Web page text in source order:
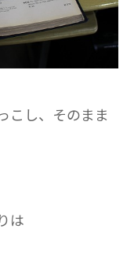
こし、そのまま
は